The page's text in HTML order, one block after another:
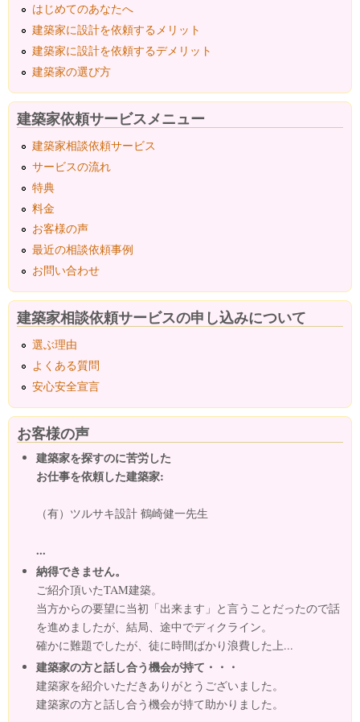
はじめてのあなたへ
建築家に設計を依頼するメリット
建築家に設計を依頼するデメリット
建築家の選び方
建築家依頼サービスメニュー
建築家相談依頼サービス
サービスの流れ
特典
料金
お客様の声
最近の相談依頼事例
お問い合わせ
建築家相談依頼サービスの申し込みについて
選ぶ理由
よくある質問
安心安全宣言
お客様の声
建築家を探すのに苦労した
お仕事を依頼した建築家:
（有）ツルサキ設計 鶴崎健一先生
...
納得できません。
ご紹介頂いたTAM建築。
当方からの要望に当初「出来ます」と言うことだったので話
を進めましたが、結局、途中でディクライン。
確かに難題でしたが、徒に時間ばかり浪費した上...
建築家の方と話し合う機会が持て・・・
建築家を紹介いただきありがとうございました。
建築家の方と話し合う機会が持て助かりました。